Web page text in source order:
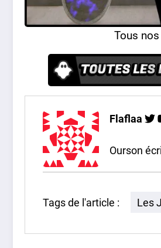
Tous
Flaflaa
Ourson
Tags de l'article : Les